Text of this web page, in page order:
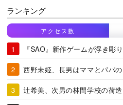
ランキング
アクセス数
『SAO』新作ゲームが浮き彫
西野未姫、長男はママとパパ
辻希美、次男の林間学校の荷